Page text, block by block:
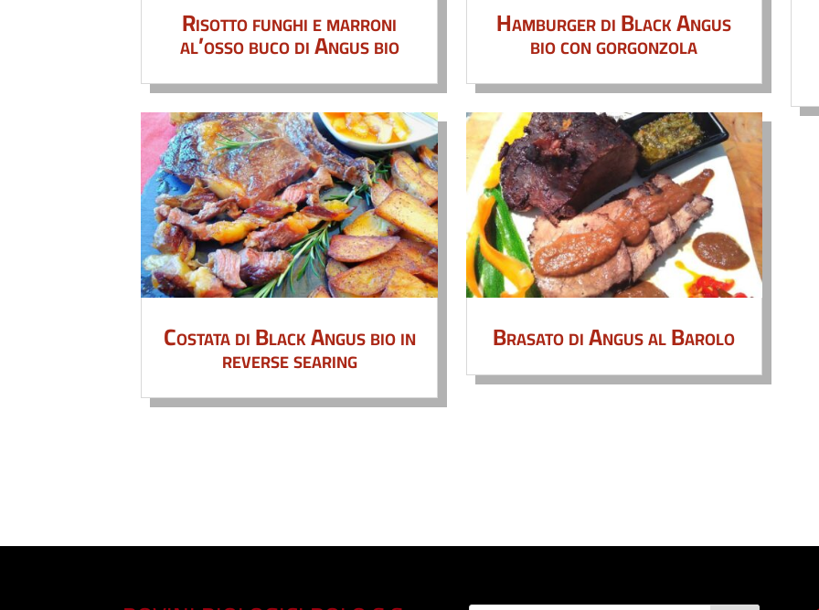
Risotto funghi e marroni
al’osso buco di Angus bio
Costata di Black Angus bio in
reverse searing
Hamburger di Black Angus
bio con gorgonzola
Brasato di Angus al Barolo